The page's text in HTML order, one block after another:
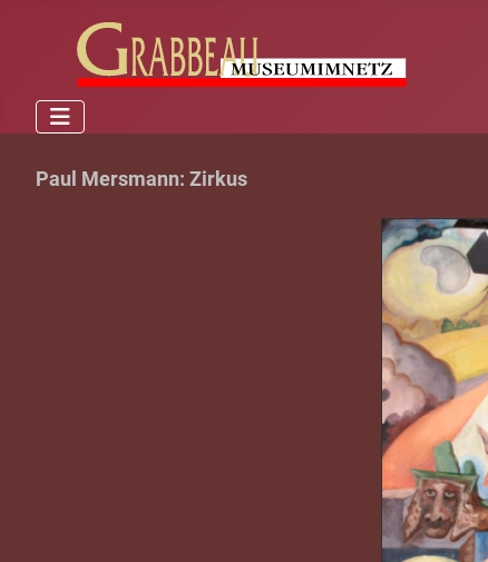
Paul Mersmann: Zirkus